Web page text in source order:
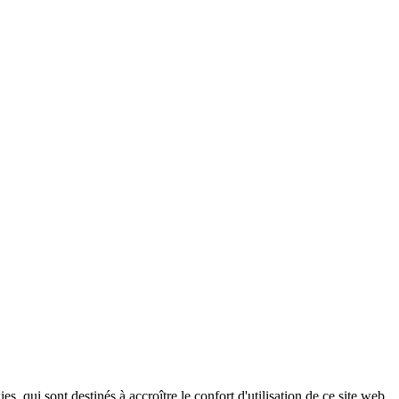
qui sont destinés à accroître le confort d'utilisation de ce site web,